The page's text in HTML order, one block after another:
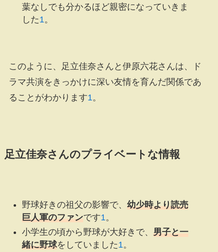
葉なしでも分かるほど親密になっていきま
した1。
このように、足立佳奈さんと伊原六花さんは、ド
ラマ共演をきっかけに深い友情を育んだ関係であ
ることがわかります1。
足立佳奈さんのプライベートな情報
野球好きの祖父の影響で、 幼少時より読売
巨人軍のファンです1。
小学生の頃から野球が大好きで、 男子と一
緒に野球をしていました1。